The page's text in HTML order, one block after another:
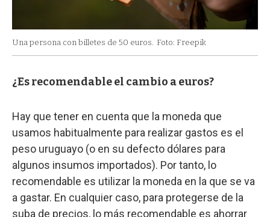
Una persona con billetes de 50 euros. Foto: Freepik
¿Es recomendable el cambio a euros?
Hay que tener en cuenta que la moneda que
usamos habitualmente para realizar gastos es el
peso uruguayo (o en su defecto dólares para
algunos insumos importados). Por tanto, lo
recomendable es utilizar la moneda en la que se va
a gastar. En cualquier caso, para protegerse de la
suba de precios, lo más recomendable es ahorrar